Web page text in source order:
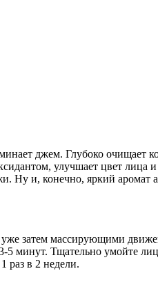
джем. Глубоко очищает
улучшает цвет лица
Ну и, конечно, яркий аромат
затем массирующими
минут. Тщательно умойте
раз в 2 недели.